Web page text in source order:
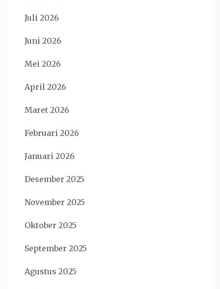
Juli 2026
Juni 2026
Mei 2026
April 2026
Maret 2026
Februari 2026
Januari 2026
Desember 2025
November 2025
Oktober 2025
September 2025
Agustus 2025